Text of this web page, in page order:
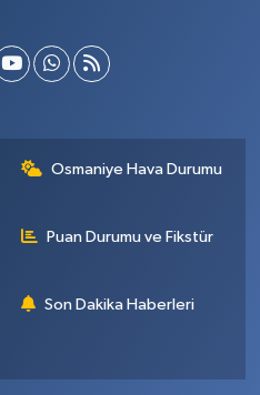
Osmaniye Hava Durumu
Puan Durumu ve Fikstür
Son Dakika Haberleri